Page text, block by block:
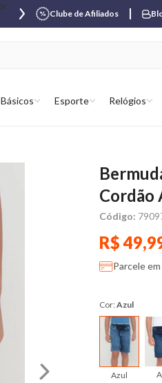
Clube de Afiliados
Básicos Esporte Relógios
Cordão
Código:
R$
Parcele
Cor:Azul
Azul